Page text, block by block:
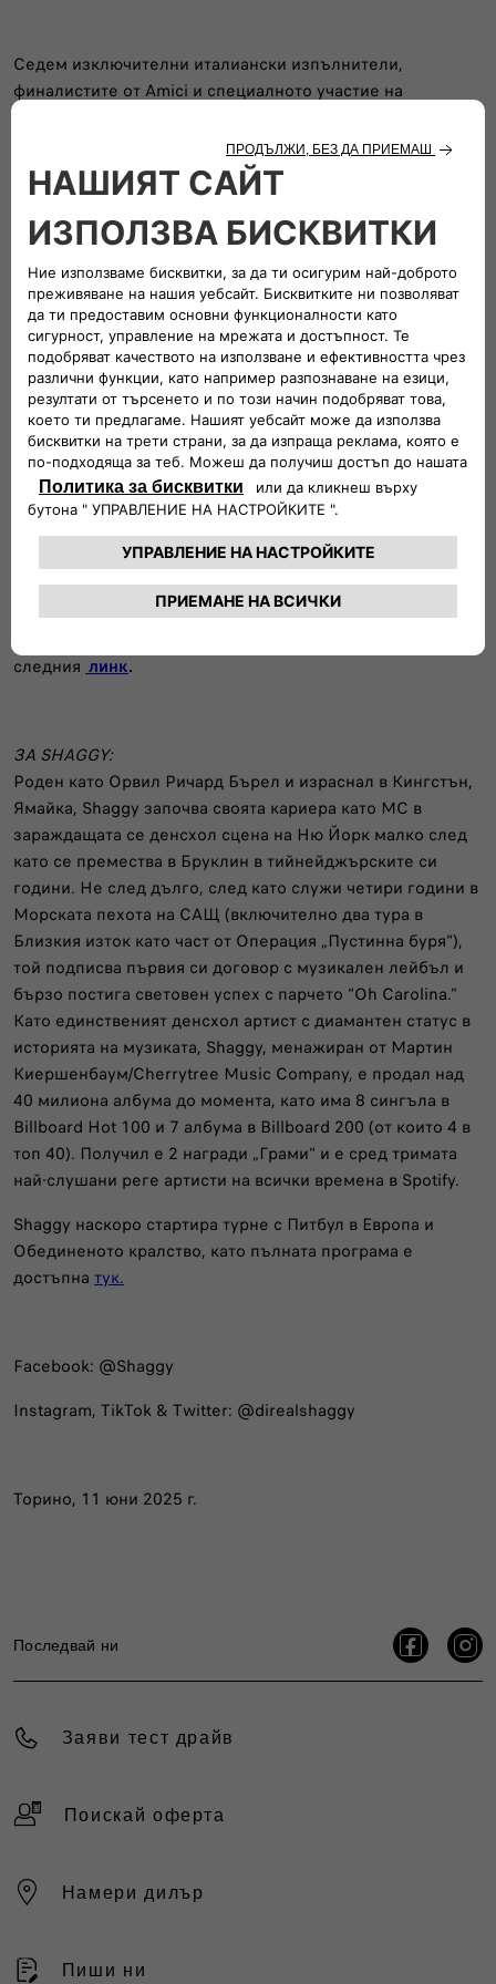
Седем изключителни италиански изпълнители,
финалистите от Amici и специалното участие на
музикални елементи, които Джери Скоти, заедно с
обичаната певица Ноеми, ще представят на сцената, за
да създадат перфектния саундтрак на това незабравимо
тържество, което ще бъде излъчено по Canale 5 в
следващите дни.
Събитието ще бъде съпроводено и с допълнителни
забавни моменти, като FIAT ще предложи незабравими
преживявания за всички участници и ще засили
дълготрайната си връзка с града и неговите традиции.
Спазвайки традицията на празника на Патрона,
концертът ще завърши с уникално пиротехническо шоу.
Входът за събитието, продуцирано и организирано от
Friends and Partners, е безплатен с предварителна
регистрация и при наличие на свободни места.
следния линк.
ЗА SHAGGY:
Роден като Орвил Ричард Бърел и израснал в Кингстън,
Ямайка, Shaggy започва своята кариера като MC в
зараждащата се денсхол сцена на Ню Йорк малко след
като се премества в Бруклин в тийнейджърските си
години. Не след дълго, след като служи четири години в
Морската пехота на САЩ (включително два тура в
Близкия изток като част от Операция „Пустинна буря“),
той подписва първия си договор с музикален лейбъл и
бързо постига световен успех с парчето “Oh Carolina.”
Като единственият денсхол артист с диамантен статус в
историята на музиката, Shaggy, менажиран от Мартин
Киершенбаум/Cherrytree Music Company, е продал над
40 милиона албума до момента, като има 8 сингъла в
Billboard Hot 100 и 7 албума в Billboard 200 (от които 4 в
топ 40). Получил е 2 награди „Грами“ и е сред тримата
най-слушани реге артисти на всички времена в Spotify.
Shaggy наскоро стартира турне с Питбул в Европа и
Обединеното кралство, като пълната програма е
достъпна тук.
Facebook: @Shaggy
Instagram, TikTok & Twitter: @direalshaggy
Торино, 11 юни 2025 г.
Последвай ни
Заяви тест драйв
Поискай оферта
Намери дилър
Пиши ни